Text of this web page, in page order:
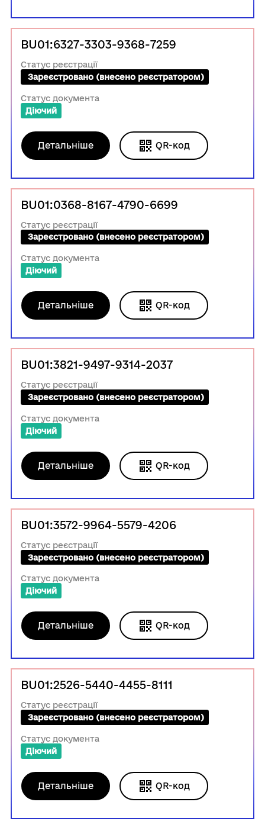
BU01:6327-3303-9368-7259
Статус реєстрації
Зареєстровано (внесено реєстратором)
Статус документа
Діючий
Детальніше QR-код
BU01:0368-8167-4790-6699
Статус реєстрації
Зареєстровано (внесено реєстратором)
Статус документа
Діючий
Детальніше QR-код
BU01:3821-9497-9314-2037
Статус реєстрації
Зареєстровано (внесено реєстратором)
Статус документа
Діючий
Детальніше QR-код
BU01:3572-9964-5579-4206
Статус реєстрації
Зареєстровано (внесено реєстратором)
Статус документа
Діючий
Детальніше QR-код
BU01:2526-5440-4455-8111
Статус реєстрації
Зареєстровано (внесено реєстратором)
Статус документа
Діючий
Детальніше QR-код